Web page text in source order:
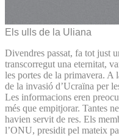
Els ulls de la Uliana
Divendres passat, fa tot just
transcorregut una eternitat,
les portes de la primavera. A
de la invasió d’Ucraïna per
Les informacions eren
més que empitjorar. Tantes
havien servit de res. Els
l’ONU, presidit pel mateix